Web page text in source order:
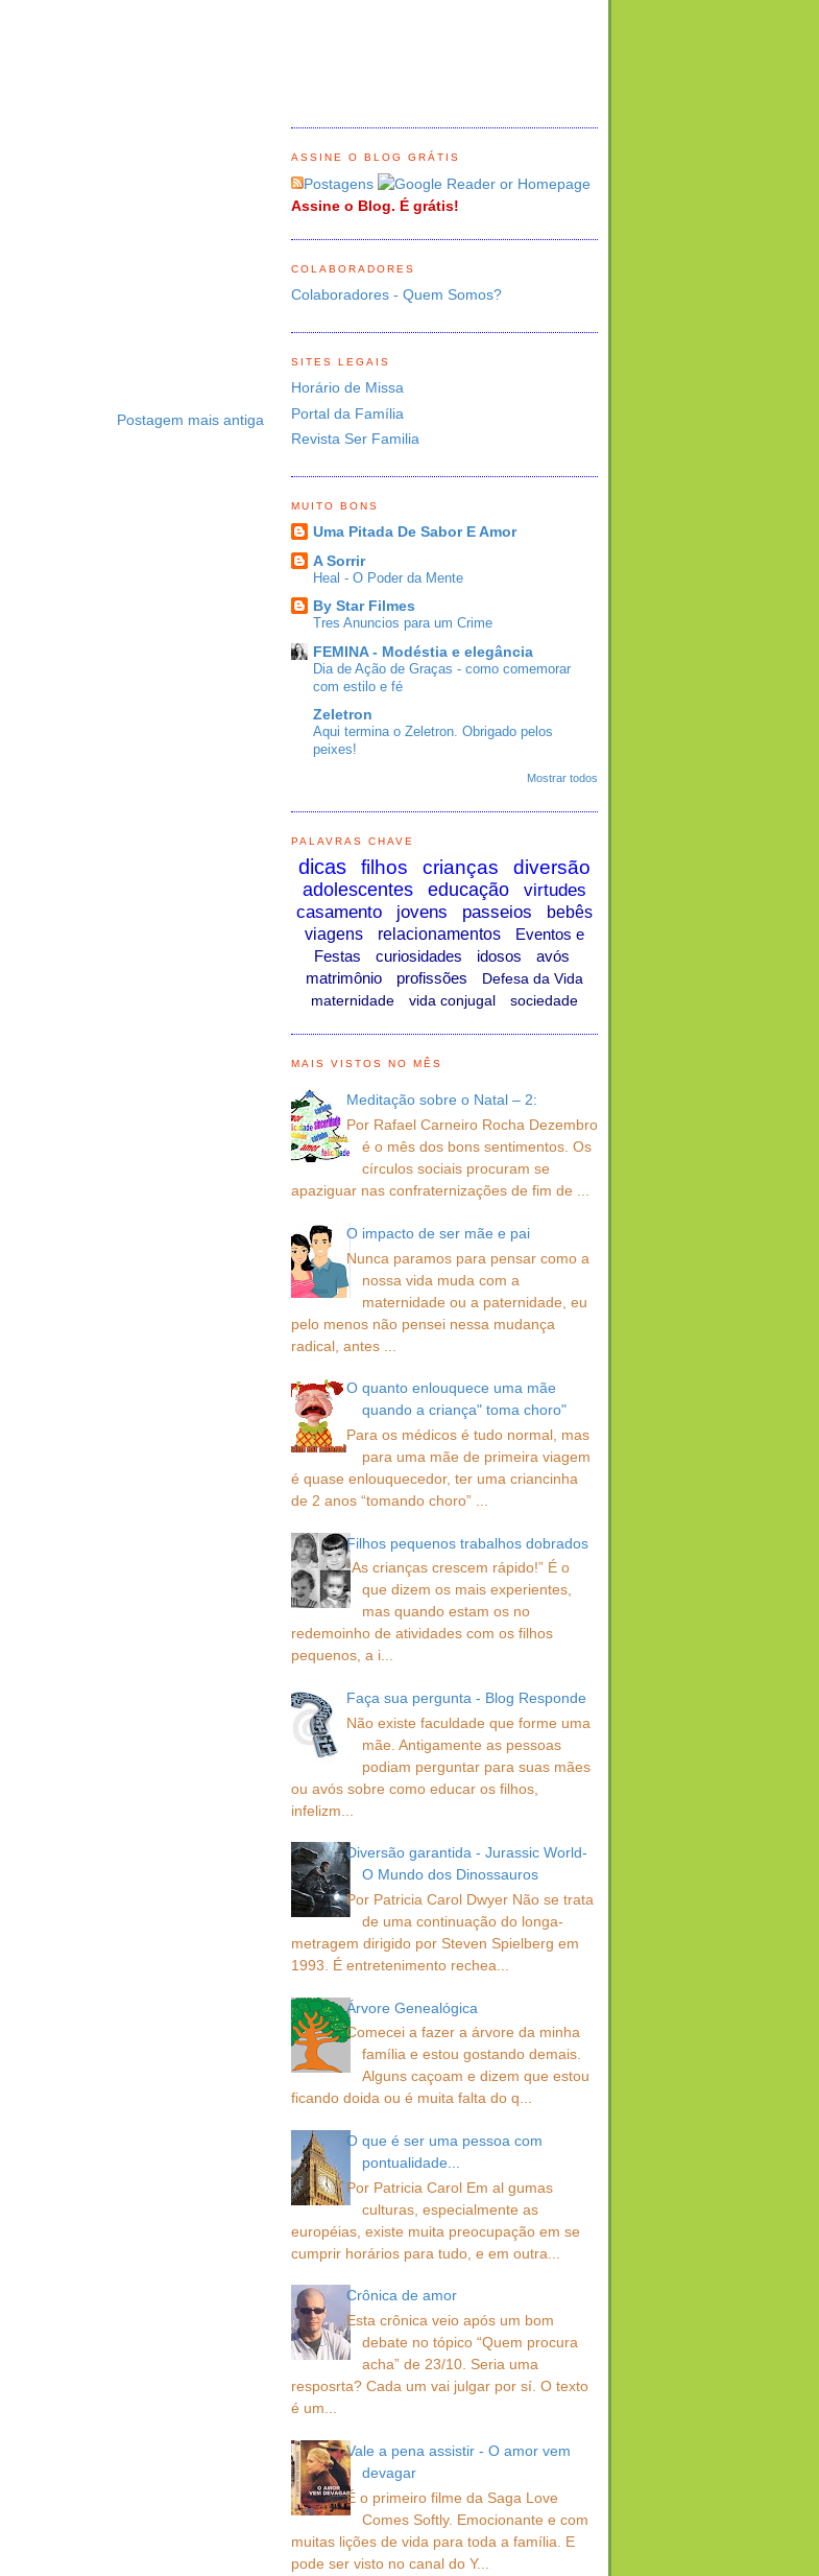
Postagem mais antiga
ASSINE O BLOG GRÁTIS
Postagens
Assine o Blog. É grátis!
COLABORADORES
Colaboradores - Quem Somos?
SITES LEGAIS
Horário de Missa
Portal da Família
Revista Ser Familia
MUITO BONS
Uma Pitada De Sabor E Amor
A Sorrir
Heal - O Poder da Mente
By Star Filmes
Tres Anuncios para um Crime
FEMINA - Modéstia e elegância
Dia de Ação de Graças - como comemorar
com estilo e fé
Zeletron
Aqui termina o Zeletron. Obrigado pelos
peixes!
Mostrar todos
PALAVRAS CHAVE
dicas filhos crianças diversão
adolescentes educação
virtudes
casamento
jovens passeios
bebês
viagens
relacionamentos
Eventos e
Festas
curiosidades idosos
avós
matrimônio
profissões
Defesa da Vida
maternidade
vida conjugal sociedade
MAIS VISTOS NO MÊS
Meditação sobre o Natal – 2:
Por Rafael Carneiro Rocha Dezembro
é o mês dos bons sentimentos. Os
círculos sociais procuram se
apaziguar nas confraternizações de fim de ...
O impacto de ser mãe e pai
Nunca paramos para pensar como a
nossa vida muda com a
maternidade ou a paternidade, eu
pelo menos não pensei nessa mudança
radical, antes ...
O quanto enlouquece uma mãe
quando a criança" toma choro"
Para os médicos é tudo normal, mas
para uma mãe de primeira viagem
é quase enlouquecedor, ter uma criancinha
de 2 anos “tomando choro” ...
Filhos pequenos trabalhos dobrados
“As crianças crescem rápido!” É o
que dizem os mais experientes,
mas quando estam os no
redemoinho de atividades com os filhos
pequenos, a i...
Faça sua pergunta - Blog Responde
Não existe faculdade que forme uma
mãe. Antigamente as pessoas
podiam perguntar para suas mães
ou avós sobre como educar os filhos,
infelizm...
Diversão garantida - Jurassic World-
O Mundo dos Dinossauros
Por Patricia Carol Dwyer Não se trata
de uma continuação do longa-
metragem dirigido por Steven Spielberg em
1993. É entretenimento rechea...
Árvore Genealógica
Comecei a fazer a árvore da minha
família e estou gostando demais.
Alguns caçoam e dizem que estou
ficando doida ou é muita falta do q...
O que é ser uma pessoa com
pontualidade...
Por Patricia Carol Em al gumas
culturas, especialmente as
européias, existe muita preocupação em se
cumprir horários para tudo, e em outra...
Crônica de amor
Esta crônica veio após um bom
debate no tópico “Quem procura
acha” de 23/10. Seria uma
resposrta? Cada um vai julgar por sí. O texto
é um...
Vale a pena assistir - O amor vem
devagar
É o primeiro filme da Saga Love
Comes Softly. Emocionante e com
muitas lições de vida para toda a família. E
pode ser visto no canal do Y...